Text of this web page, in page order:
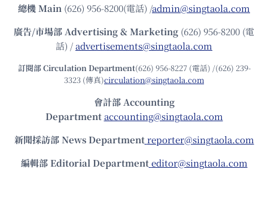
總機Main (626) 956-8200(電話) /admin@singtaola.com
廣告/市場部Advertising & Marketing (626) 956-8200 (電
話) /advertisements@singtaola.com
訂閱部 Circulation Department(626) 956-8227 (電話) /(626) 239-
3323 (傳真)circulation@singtaola.com
會計部 Accounting
Department accounting@singtaola.com
新聞採訪部 News Department reporter@singtaola.com
編輯部 Editorial Department editor@singtaola.com